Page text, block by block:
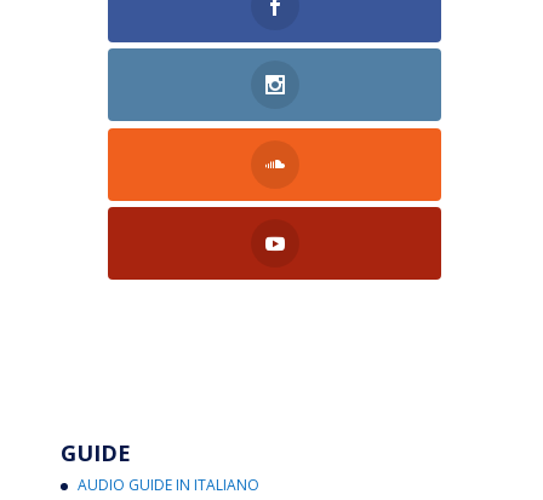
GUIDE
AUDIO GUIDE IN ITALIANO